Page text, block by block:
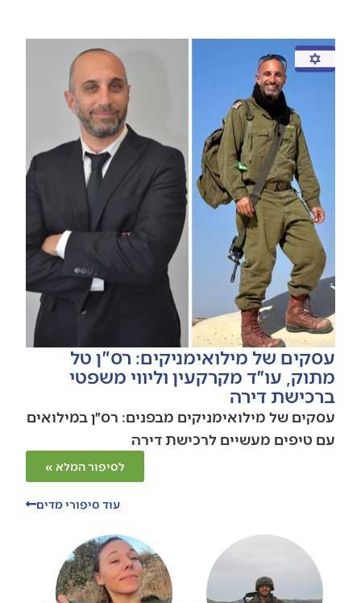
עסקים של מילואימניקים: רס"ן טל
מתוק, עו״ד מקרקעין וליווי משפטי
ברכישת דירה
עסקים של מילואימניקים מבפנים: רס״ן במילואים
עם טיפים מעשיים לרכישת דירה
לסיפור המלא »
עוד סיפורי מדים